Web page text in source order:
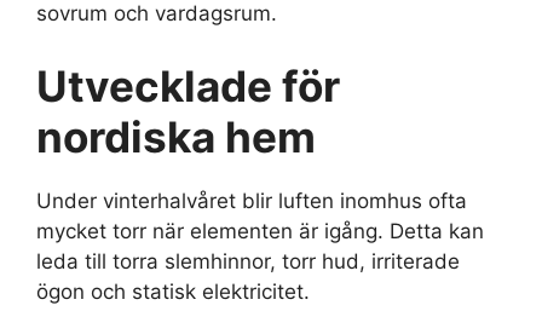
sovrum och vardagsrum.
Utvecklade för
nordiska hem
Under vinterhalvåret blir luften inomhus ofta
mycket torr när elementen är igång. Detta kan
leda till torra slemhinnor, torr hud, irriterade
ögon och statisk elektricitet.